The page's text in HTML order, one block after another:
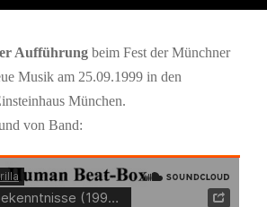
Aufführung beim Fest der Münchner
Musik am 25.09.1999 in den
München.
von Band: